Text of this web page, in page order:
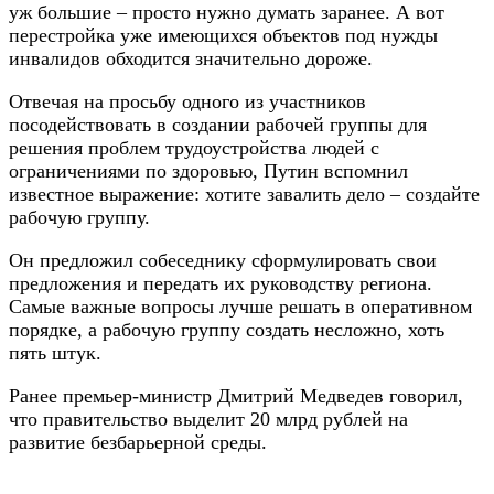
уж большие – просто нужно думать заранее. А вот
перестройка уже имеющихся объектов под нужды
инвалидов обходится значительно дороже.
Отвечая на просьбу одного из участников
посодействовать в создании рабочей группы для
решения проблем трудоустройства людей с
ограничениями по здоровью, Путин вспомнил
известное выражение: хотите завалить дело – создайте
рабочую группу.
Он предложил собеседнику сформулировать свои
предложения и передать их руководству региона.
Самые важные вопросы лучше решать в оперативном
порядке, а рабочую группу создать несложно, хоть
пять штук.
Ранее премьер-министр Дмитрий Медведев говорил,
что правительство выделит 20 млрд рублей на
развитие безбарьерной среды.